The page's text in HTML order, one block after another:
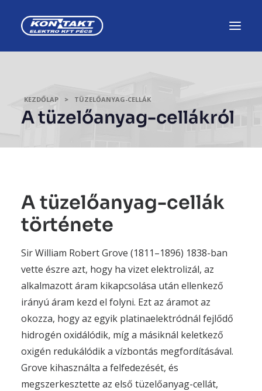
KEZDŐLAP TÜZELŐANYAG-CELLÁK
A tüzelőanyag-cellákról
A tüzelőanyag-cellák
története
Sir William Robert Grove (1811–1896) 1838-ban
vette észre azt, hogy ha vizet elektrolizál, az
alkalmazott áram kikapcsolása után ellenkező
irányú áram kezd el folyni. Ezt az áramot az
okozza, hogy az egyik platinaelektródnál fejlődő
hidrogén oxidálódik, míg a másiknál keletkező
oxigén redukálódik a vízbontás megfordításával.
Grove kihasználta a felfedezését, és
megszerkesztette az első tüzelőanyag-cellát,